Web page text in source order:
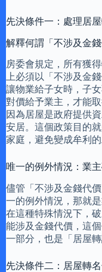
先決條件一：處理居
解釋何謂「不涉及金
房委會規定，所有獲
上必須以「不涉及金
讓物業給子女時，子
對價給予業主，才能
因為居屋是政府提供
安居。這個政策目的
家庭，避免變成牟利的
唯一的例外情況：業
儘管「不涉及金錢代
一的例外情況，那就
在這種特殊情況下，
能涉及金錢代價，這
一部分，也是「居屋
先決條件二：居屋轉